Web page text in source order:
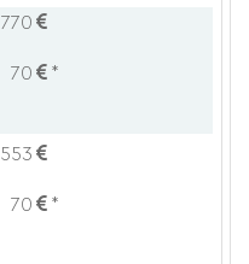
770
70 *
553
70 *